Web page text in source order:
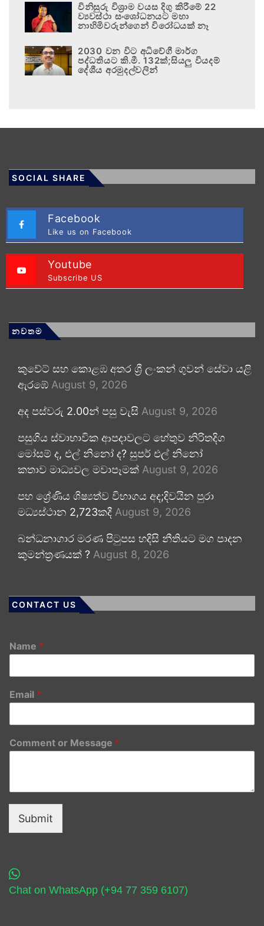
විනිසුරු විශ්‍රාම වයස දිගු කිරීමේ 22
ව්‍යවස්ථා සංශෝධනයට මහා
නාහිමිවරුන්ගෙන් විරෝධයක් නෑ
2030 වන විට අධිවේගී මාර්ග
පද්ධතියට කි.මී. 132ක්;සියලු වියදම්
දේශීය අරමුදල්වලින්
SOCIAL SHARE
Facebook
Like us on Facebook
Youtube
Subscribe US
නවතම
කුවේට් සහ කොළඹ අතර ශ්‍රී ලංකන් ගුවන් සේවා යළි
ඇරඹේ August 9, 2026
අද පස්වරු 2.00න් පසු වැසි August 9, 2026
පසුගිය ස්වාභාවික ආපදාවලට හේතුව නිරිතදිග
මෝසම් ද, එල් නිනෝ ද? සුපර් එල් නිනෝ
කතාව මාධ්‍යවල මවාපෑමක් August 9, 2026
පහ ශ්‍රේණිය ශිෂ්‍යත්ව විභාගය අද;දිවයින පුරා
මධ්‍යස්ථාන 2,723කදී August 9, 2026
බන්ධනාගාර මරණ පිටුපස හදිසි නීතියට මග පාදන
කුමන්ත්‍රණයක් ? August 8, 2026
CONTACT US
Name *
Email *
Comment or Message *
Submit
Chat on WhatsApp (+94 77 359 6107)